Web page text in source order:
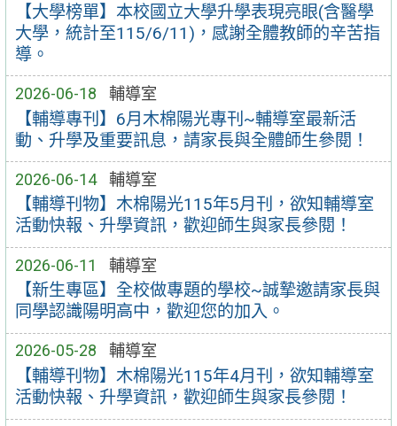
【大學榜單】本校國立大學升學表現亮眼(含醫學
大學，統計至115/6/11)，感謝全體教師的辛苦指
導。
2026-06-18 輔導室
【輔導專刊】6月木棉陽光專刊~輔導室最新活
動、升學及重要訊息，請家長與全體師生參閱！
2026-06-14 輔導室
【輔導刊物】木棉陽光115年5月刊，欲知輔導室
活動快報、升學資訊，歡迎師生與家長參閱！
2026-06-11 輔導室
【新生專區】全校做專題的學校~誠摯邀請家長與
同學認識陽明高中，歡迎您的加入。
2026-05-28 輔導室
【輔導刊物】木棉陽光115年4月刊，欲知輔導室
活動快報、升學資訊，歡迎師生與家長參閱！